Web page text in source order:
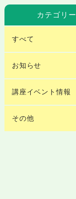
カテゴリー
すべて
お知らせ
講座イベント情報
その他